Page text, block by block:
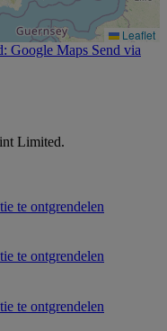
Leaflet
Google Maps Send via
Limited.